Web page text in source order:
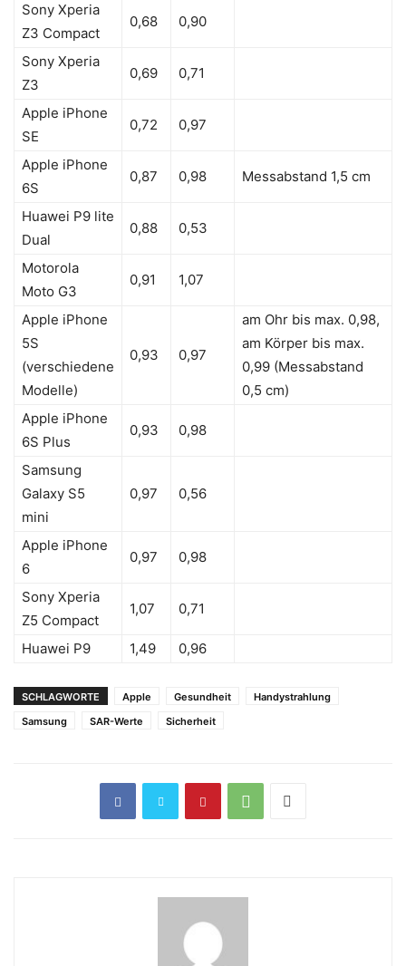
Sony Xperia
Z3 Compact
0,68 0,90
Sony Xperia
Z3
0,69 0,71
Apple iPhone
SE
0,72 0,97
Apple iPhone
6S
0,87 0,98 Messabstand 1,5 cm
Huawei P9 lite
Dual
0,88 0,53
Motorola
Moto G3
0,91 1,07
Apple iPhone
5S
(verschiedene
Modelle)
0,93 0,97
am Ohr bis max. 0,98,
am Körper bis max.
0,99 (Messabstand
0,5 cm)
Apple iPhone
6S Plus
0,93 0,98
Samsung
Galaxy S5
mini
0,97 0,56
Apple iPhone
6
0,97 0,98
Sony Xperia
Z5 Compact
1,07 0,71
Huawei P9 1,49 0,96
SCHLAGWORTE Apple Gesundheit
Handystrahlung
Samsung
SAR-Werte Sicherheit